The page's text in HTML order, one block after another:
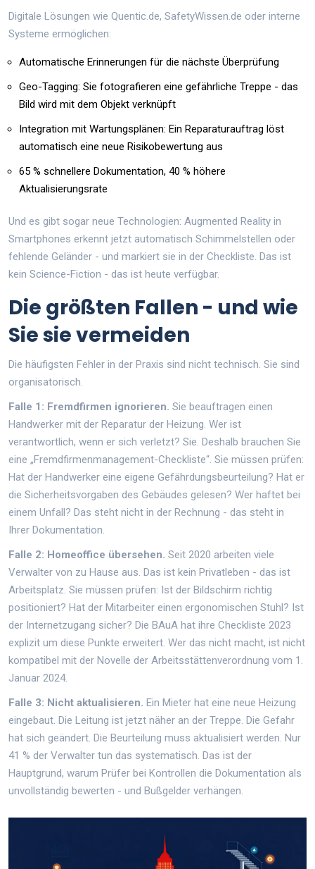
Digitale Lösungen wie Quentic.de, SafetyWissen.de oder interne
Systeme ermöglichen:
Automatische Erinnerungen für die nächste Überprüfung
Geo-Tagging: Sie fotografieren eine gefährliche Treppe - das
Bild wird mit dem Objekt verknüpft
Integration mit Wartungsplänen: Ein Reparaturauftrag löst
automatisch eine neue Risikobewertung aus
65 % schnellere Dokumentation, 40 % höhere
Aktualisierungsrate
Und es gibt sogar neue Technologien: Augmented Reality in
Smartphones erkennt jetzt automatisch Schimmelstellen oder
fehlende Geländer - und markiert sie in der Checkliste. Das ist
kein Science-Fiction - das ist heute verfügbar.
Die größten Fallen - und wie
Sie sie vermeiden
Die häufigsten Fehler in der Praxis sind nicht technisch. Sie sind
organisatorisch.
Falle 1: Fremdfirmen ignorieren. Sie beauftragen einen
Handwerker mit der Reparatur der Heizung. Wer ist
verantwortlich, wenn er sich verletzt? Sie. Deshalb brauchen Sie
eine „Fremdfirmenmanagement-Checkliste“. Sie müssen prüfen:
Hat der Handwerker eine eigene Gefährdungsbeurteilung? Hat er
die Sicherheitsvorgaben des Gebäudes gelesen? Wer haftet bei
einem Unfall? Das steht nicht in der Rechnung - das steht in
Ihrer Dokumentation.
Falle 2: Homeoffice übersehen. Seit 2020 arbeiten viele
Verwalter von zu Hause aus. Das ist kein Privatleben - das ist
Arbeitsplatz. Sie müssen prüfen: Ist der Bildschirm richtig
positioniert? Hat der Mitarbeiter einen ergonomischen Stuhl? Ist
der Internetzugang sicher? Die BAuA hat ihre Checkliste 2023
explizit um diese Punkte erweitert. Wer das nicht macht, ist nicht
kompatibel mit der Novelle der Arbeitsstättenverordnung vom 1.
Januar 2024.
Falle 3: Nicht aktualisieren. Ein Mieter hat eine neue Heizung
eingebaut. Die Leitung ist jetzt näher an der Treppe. Die Gefahr
hat sich geändert. Die Beurteilung muss aktualisiert werden. Nur
41 % der Verwalter tun das systematisch. Das ist der
Hauptgrund, warum Prüfer bei Kontrollen die Dokumentation als
unvollständig bewerten - und Bußgelder verhängen.